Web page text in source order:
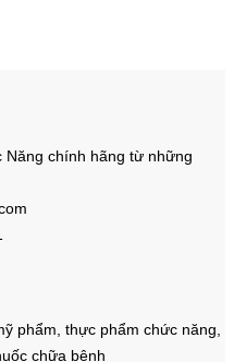
Năng chính hãng từ những
phẩm, thực phẩm chức năng,
chữa bệnh